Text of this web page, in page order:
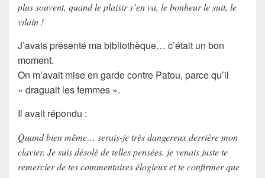
plus souvent, quand le plaisir s’en va, le bonheur le suit, le
vilain !
J’avais présenté ma bibliothèque… c’était un bon
moment.
On m’avait mise en garde contre Patou, parce qu’il
« draguait les femmes ».
Il avait répondu :
Quand bien même… serais-je très dangereux derrière mon
clavier. Je suis désolé de telles pensées. je venais juste te
remercier de tes commentaires élogieux et te confirmer que